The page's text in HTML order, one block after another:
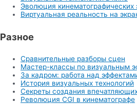
Эволюция кинематографических
Виртуальная реальность на
Разное
Сравнительные разборы сцен
Мастер-классы по визуальным
За кадром: работа над
История визуальных технологий
Секреты создания
Революция CGI в кинематографе